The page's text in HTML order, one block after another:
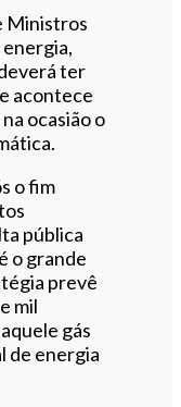
Ministros
ter
acontece
ocasião o
o fim
pública
o grande
prevê
mil
gás
de energia